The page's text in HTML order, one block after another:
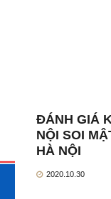
ĐÁNH GIÁ
NỘI SOI
HÀ NỘI
2020.10.30